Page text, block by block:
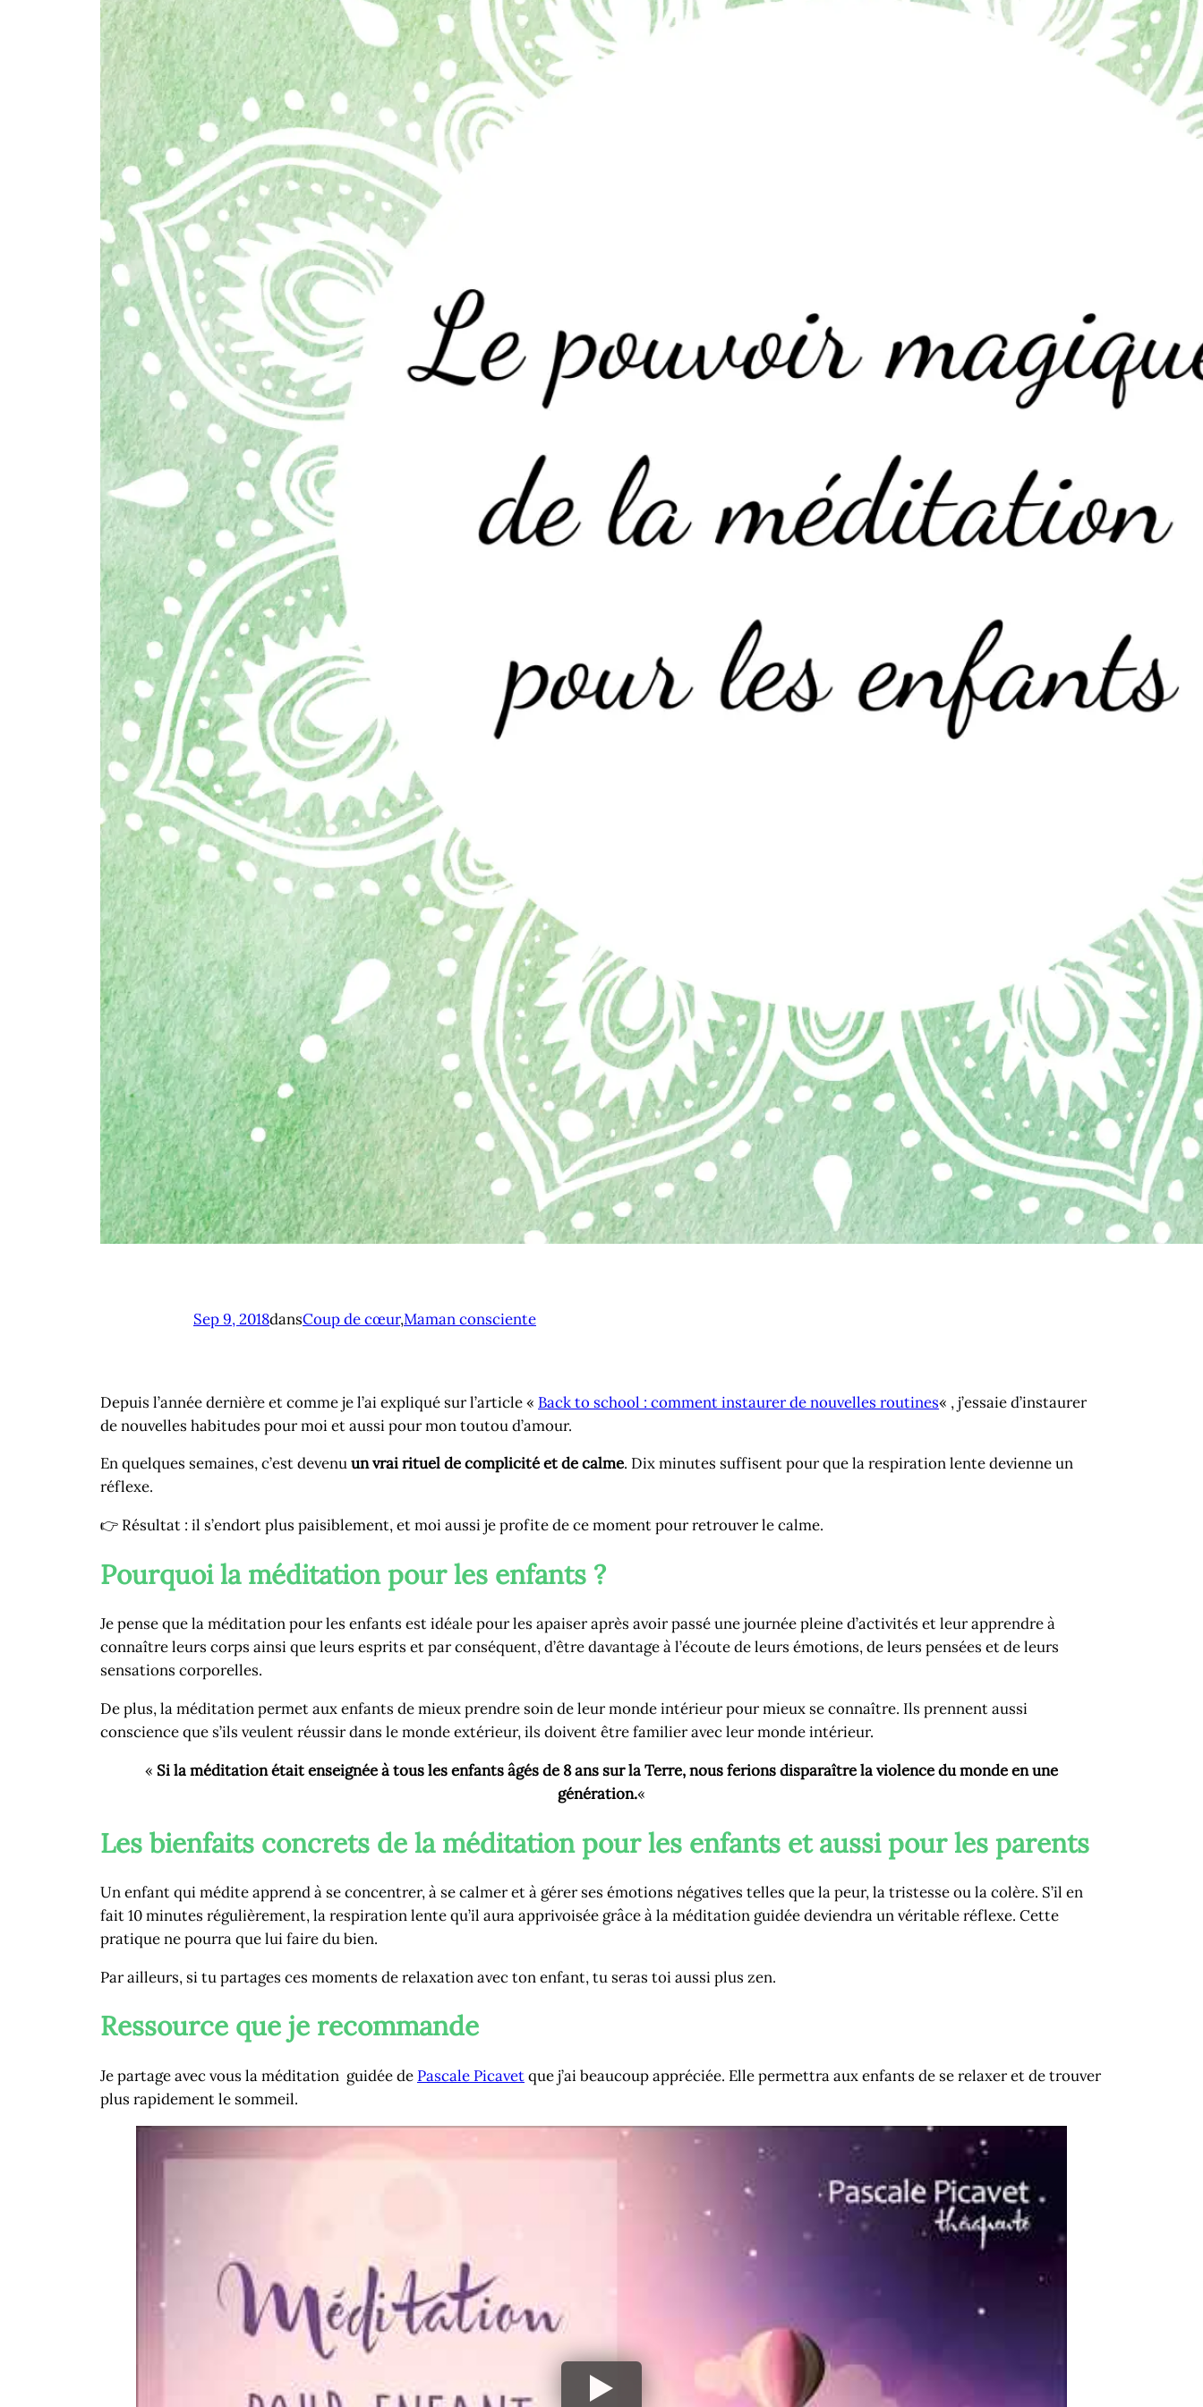
Sep 9, 2018dansCoup de cœur,Maman consciente
Depuis l’année dernière et comme je l’ai expliqué sur l’article « Back to school : comment instaurer de nouvelles routines« , j’essaie d’instaurer
de nouvelles habitudes pour moi et aussi pour mon toutou d’amour.
En quelques semaines, c’est devenuun vrai rituel de complicité et de calme. Dix minutes suffisent pour que la respiration lente devienne un
réflexe.
👉 Résultat : il s’endort plus paisiblement, et moi aussi je profite de ce moment pour retrouver le calme.
Pourquoi la méditation pour les enfants ?
Je pense que la méditation pour les enfants est idéale pour les apaiser après avoir passé une journée pleine d’activités et leur apprendre à
connaître leurs corps ainsi que leurs esprits et par conséquent, d’être davantage à l’écoute de leurs émotions, de leurs pensées et de leurs
sensations corporelles.
De plus, la méditation permet aux enfants de mieux prendre soin de leur monde intérieur pour mieux se connaître. Ils prennent aussi
conscience que s’ils veulent réussir dans le monde extérieur, ils doivent être familier avec leur monde intérieur.
« Si la méditation était enseignée à tous les enfants âgés de 8 ans sur la Terre, nous ferions disparaître la violence du monde en une
génération.«
Les bienfaits concrets de la méditation pour les enfants et aussi pour les parents
Un enfant qui médite apprend à se concentrer, à se calmer et à gérer ses émotions négatives telles que la peur, la tristesse ou la colère. S’il en
fait 10 minutes régulièrement, la respiration lente qu’il aura apprivoisée grâce à la méditation guidée deviendra un véritable réflexe. Cette
pratique ne pourra que lui faire du bien.
Par ailleurs, si tu partages ces moments de relaxation avec ton enfant, tu seras toi aussi plus zen.
Ressource que je recommande
Je partage avec vous la méditation guidée de Pascale Picavetque j’ai beaucoup appréciée. Elle permettra aux enfants de se relaxer et de trouver
plus rapidement le sommeil.